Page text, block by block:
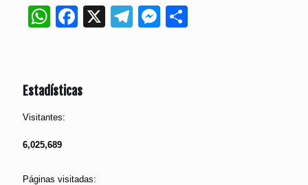
WhatsApp
Facebook
X Telegram
Messenger
Compartir
Estadísticas
Visitantes:
6,025,689
Páginas visitadas: